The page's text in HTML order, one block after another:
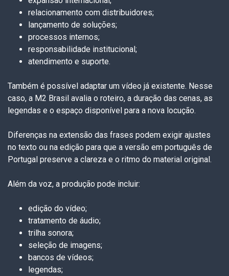
relacionamento com distribuidores;
lançamento de soluções;
processos internos;
responsabilidade institucional;
atendimento e suporte.
Também é possível adaptar um vídeo já existente. Nesse
caso, a M2 Brasil avalia o roteiro, a duração das cenas, as
legendas e o espaço disponível para a nova locução.
Diferenças na extensão das frases podem exigir ajustes
no texto ou na edição para que a versão em português de
Portugal preserve a clareza e o ritmo do material original.
Além da voz, a produção pode incluir:
edição do vídeo;
tratamento de áudio;
trilha sonora;
seleção de imagens;
bancos de vídeos;
legendas;